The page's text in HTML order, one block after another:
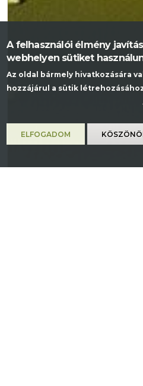
A felhasználói élmény
webhelyen sütiket
Az oldal bármely hivatkozására
hozzájárul a sütik
ELFOGADOM